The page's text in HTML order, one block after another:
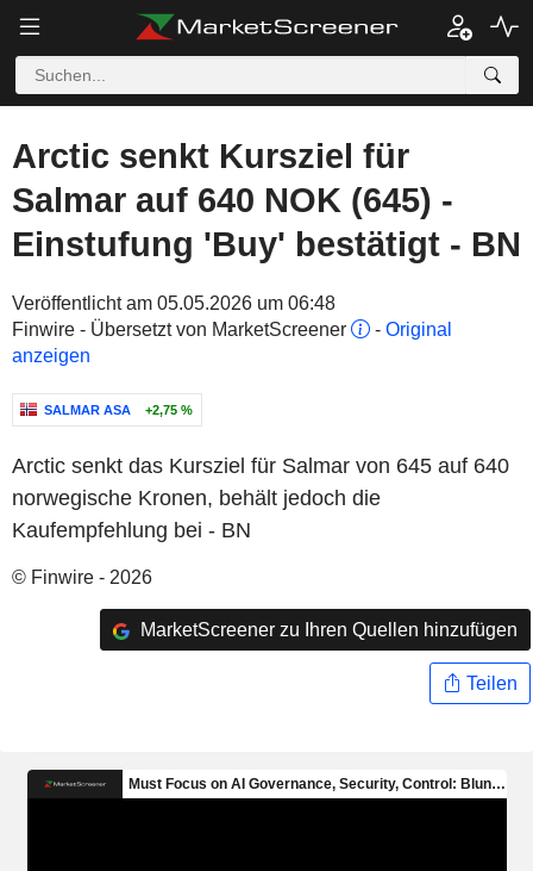
Arctic senkt Kursziel für
Salmar auf 640 NOK (645) -
Einstufung 'Buy' bestätigt - BN
Veröffentlicht am 05.05.2026 um 06:48
Finwire - Übersetzt von MarketScreener
- Original
anzeigen
SALMAR ASA +2,75 %
Arctic senkt das Kursziel für Salmar von 645 auf 640
norwegische Kronen, behält jedoch die
Kaufempfehlung bei - BN
© Finwire - 2026
MarketScreener zu Ihren Quellen hinzufügen
Teilen